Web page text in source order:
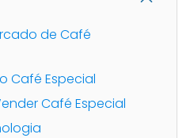
de Café
Café Especial
Café Especial